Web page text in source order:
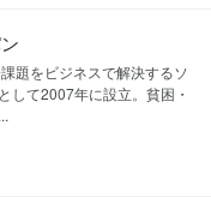
題をビジネスで解決するソ
して2007年に設立。貧困・